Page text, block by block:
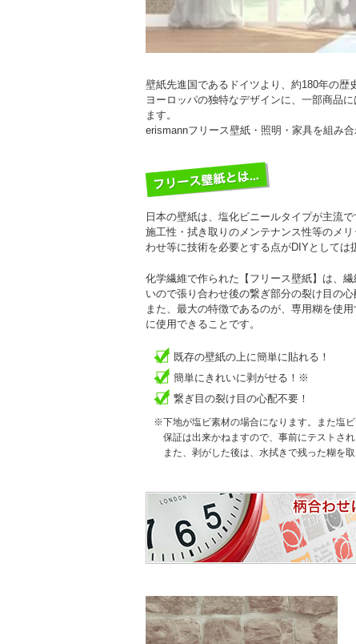
壁紙先進国であるドイツより、約180年の歴
ヨーロッパの独特なデザインに、一部商品
ます。
erismannフリース壁紙・照明・家具を組み
日本の壁紙は、塩化ビニールタイプが主流で
施工性・拭き取りのメンテナンス性等のメ
わせ等に技術を必要とする点がDIYとしては
化学繊維で作られた【フリース壁紙】は、
いので張り合わせ後の繋ぎ部分の裂け目の心
また、最大の特徴であるのが、専用糊を使用
に使用できることです。
既存の壁紙の上に簡単に貼れる！
簡単にきれいに剥がせる！※
繋ぎ目の裂け目の心配不要！
※下地が塩ビ素材の場合になります。また塩
保証は出来かねますので、事前にテストされ
また、剥がした後は、水拭きで残った糊を取